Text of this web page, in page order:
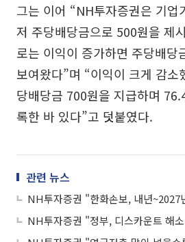
그는 이어 “NH투자증권은 기업
저 주당배당금으로 500원을 제
로는 이익이 증가하면 주당배당
보여왔다”며 “이익이 크게 감
당배당금 700원을 지급하며
록한 바 있다”고 덧붙였다.
관련 뉴스